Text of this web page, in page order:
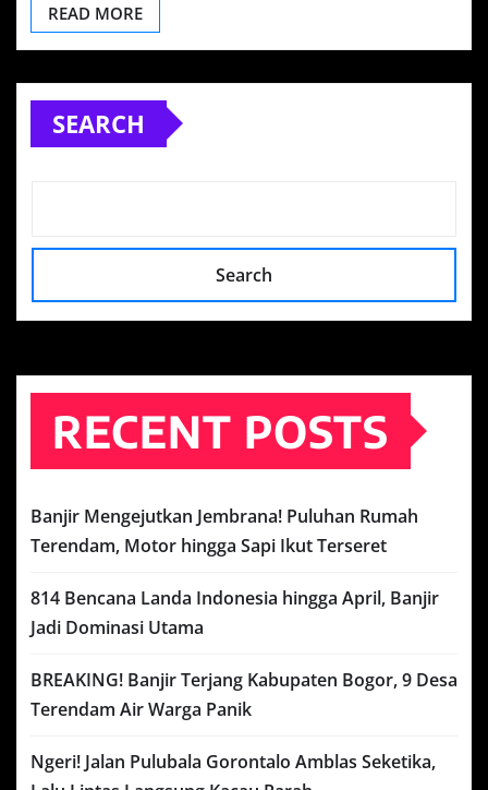
READ MORE
SEARCH
Search
RECENT POSTS
Banjir Mengejutkan Jembrana! Puluhan Rumah
Terendam, Motor hingga Sapi Ikut Terseret
814 Bencana Landa Indonesia hingga April, Banjir
Jadi Dominasi Utama
BREAKING! Banjir Terjang Kabupaten Bogor, 9 Desa
Terendam Air Warga Panik
Ngeri! Jalan Pulubala Gorontalo Amblas Seketika,